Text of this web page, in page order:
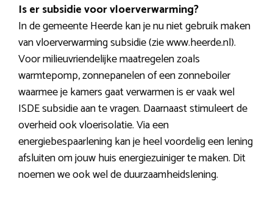
Is er subsidie voor vloerverwarming?
In de gemeente Heerde kan je nu niet gebruik maken
van vloerverwarming subsidie (zie www.heerde.nl).
Voor milieuvriendelijke maatregelen zoals
warmtepomp, zonnepanelen of een zonneboiler
waarmee je kamers gaat verwarmen is er vaak wel
ISDE subsidie aan te vragen. Daarnaast stimuleert de
overheid ook vloerisolatie. Via een
energiebespaarlening kan je heel voordelig een lening
afsluiten om jouw huis energiezuiniger te maken. Dit
noemen we ook wel de duurzaamheidslening.